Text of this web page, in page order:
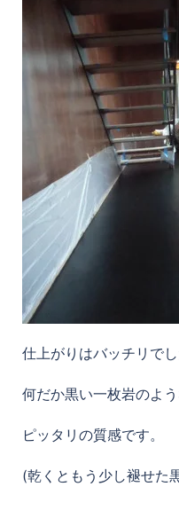
仕上がりはバッチリでし
何だか黒い一枚岩のよ
ピッタリの質感です。
(乾くともう少し褪せた